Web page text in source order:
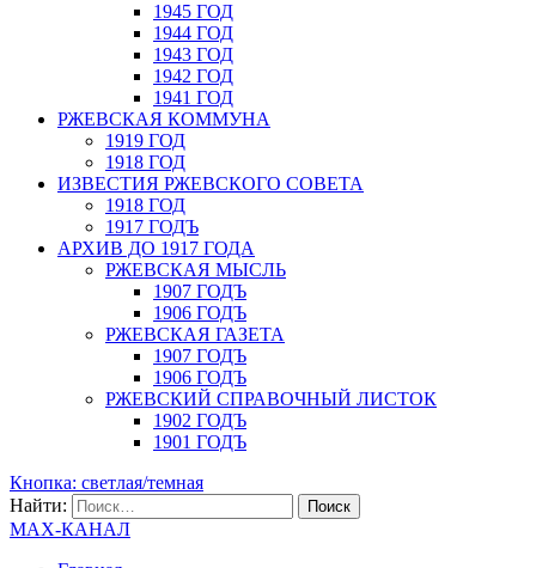
1945 ГОД
1944 ГОД
1943 ГОД
1942 ГОД
1941 ГОД
РЖЕВСКАЯ КОММУНА
1919 ГОД
1918 ГОД
ИЗВЕСТИЯ РЖЕВСКОГО СОВЕТА
1918 ГОД
1917 ГОДЪ
АРХИВ ДО 1917 ГОДА
РЖЕВСКАЯ МЫСЛЬ
1907 ГОДЪ
1906 ГОДЪ
РЖЕВСКАЯ ГАЗЕТА
1907 ГОДЪ
1906 ГОДЪ
РЖЕВСКИЙ СПРАВОЧНЫЙ ЛИСТОК
1902 ГОДЪ
1901 ГОДЪ
Кнопка: светлая/темная
Найти:
MAX-КАНАЛ